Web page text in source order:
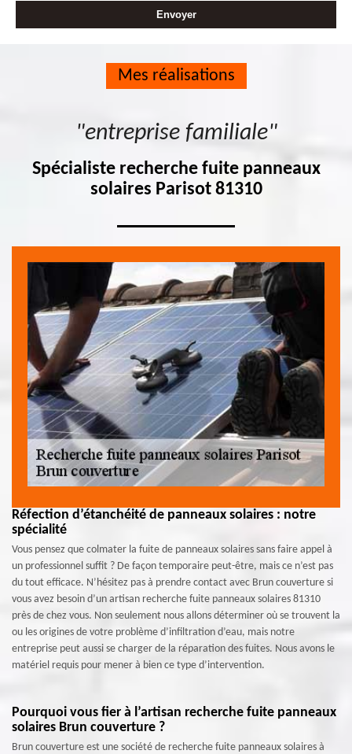
Mes réalisations
"entreprise familiale"
Spécialiste recherche fuite panneaux
solaires Parisot 81310
Réfection d’étanchéité de panneaux solaires : notre
spécialité
Vous pensez que colmater la fuite de panneaux solaires sans faire appel à
un professionnel suffit ? De façon temporaire peut-être, mais ce n’est pas
du tout efficace. N’hésitez pas à prendre contact avec Brun couverture si
vous avez besoin d’un artisan recherche fuite panneaux solaires 81310
près de chez vous. Non seulement nous allons déterminer où se trouvent la
ou les origines de votre problème d’infiltration d’eau, mais notre
entreprise peut aussi se charger de la réparation des fuites. Nous avons le
matériel requis pour mener à bien ce type d’intervention.
Pourquoi vous fier à l’artisan recherche fuite panneaux
solaires Brun couverture ?
Brun couverture est une société de recherche fuite panneaux solaires à